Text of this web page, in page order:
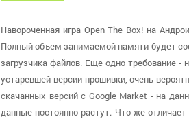
Навороченная игра Open The Box! на
Полный объем занимаемой памяти будет
загрузчика файлов. Еще одно требование
устаревшей версии прошивки, очень
скачанных версий с Google Market - на
данные постоянно растут. Что же